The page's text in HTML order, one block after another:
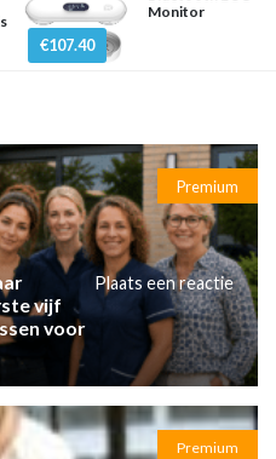
€107.40
Monitor
Premium
vijf
voor
Plaats een reactie
Premium